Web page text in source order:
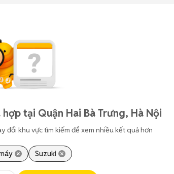
tại Quận Hai Bà Trưng, Hà Nội
đổi khu vực tìm kiếm để xem nhiều kết quả hơn
Suzuki